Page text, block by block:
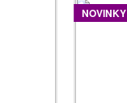
NOVINKY